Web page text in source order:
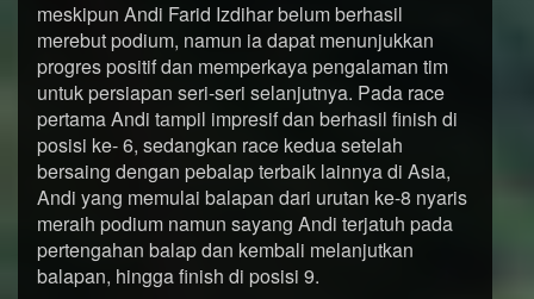
meskipun Andi Farid Izdihar belum berhasil
merebut podium, namun ia dapat menunjukkan
progres positif dan memperkaya pengalaman tim
untuk persiapan seri-seri selanjutnya. Pada race
pertama Andi tampil impresif dan berhasil finish di
posisi ke- 6, sedangkan race kedua setelah
bersaing dengan pebalap terbaik lainnya di Asia,
Andi yang memulai balapan dari urutan ke-8 nyaris
meraih podium namun sayang Andi terjatuh pada
pertengahan balap dan kembali melanjutkan
balapan, hingga finish di posisi 9.